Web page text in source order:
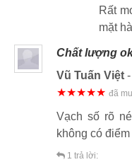
Rất
mặt
Chất lượng
Vũ Tuấn Việt -
★★★★★ đã
Vạch số rõ
không có
1 trả lời: